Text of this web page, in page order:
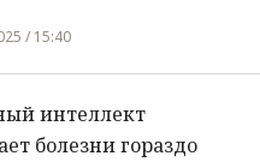
/ 15:40
интеллект
болезни гораздо